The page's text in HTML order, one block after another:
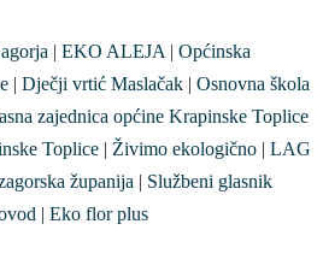
| EKO ALEJA | Općinska
| Dječji vrtić Maslačak | Osnovna škola
zajednica općine Krapinske Toplice
Toplice | Živimo ekologično | LAG
županija | Službeni glasnik
| Eko flor plus